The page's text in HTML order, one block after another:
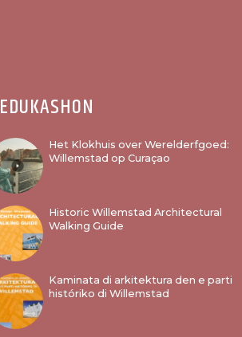
EDUKASHON
Het Klokhuis over Werelderfgoed:
Willemstad op Curaçao
Historic Willemstad Architectural
Walking Guide
Kaminata di arkitektura den e parti
históriko di Willemstad